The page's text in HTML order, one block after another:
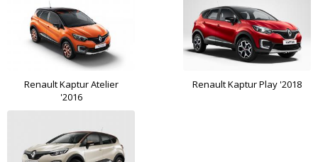
Renault Kaptur Atelier
'2016
Renault Kaptur Play '2018